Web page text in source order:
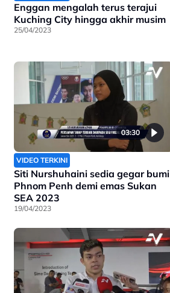
Enggan mengalah terus terajui
Kuching City hingga akhir musim
25/04/2023
03:30
VIDEO TERKINI
Siti Nurshuhaini sedia gegar bumi
Phnom Penh demi emas Sukan
SEA 2023
19/04/2023